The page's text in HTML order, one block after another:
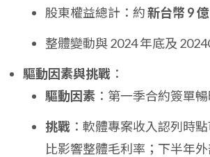
股東權益總計：約新台幣 9
整體變動與 2024 年底及
驅動因素與挑戰 ：
驅動因素 ：第一季合約簽單
挑戰 ：軟體專案收入認列時
比影響整體毛利率；下半年